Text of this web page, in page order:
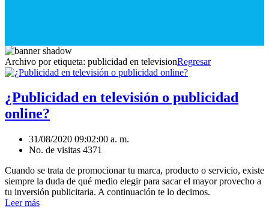
Archivo por etiqueta: publicidad en televisionRegresar
¿Publicidad en televisión o publicidad
online?
31/08/2020 09:02:00 a. m.
No. de visitas 4371
Cuando se trata de promocionar tu marca, producto o servicio, existe
siempre la duda de qué medio elegir para sacar el mayor provecho a
tu inversión publicitaria. A continuación te lo decimos.
Leer más